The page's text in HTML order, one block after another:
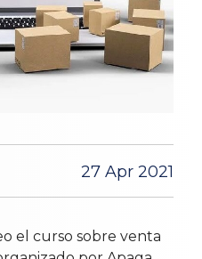
27 Apr 2021
el curso sobre venta